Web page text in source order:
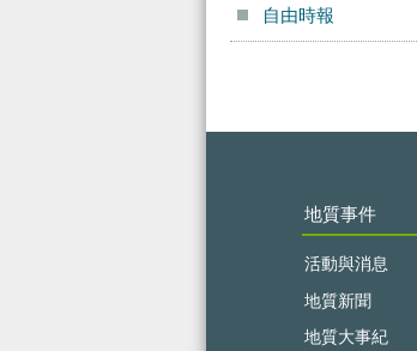
自由時報
地質事件
活動與消息
地質新聞
地質大事紀